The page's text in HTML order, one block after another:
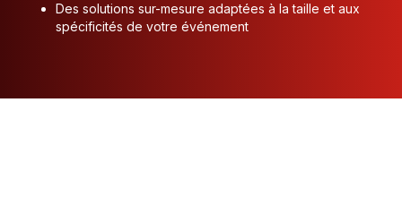
Des solutions sur-mesure adaptées à la taille et aux
spécificités de votre événement